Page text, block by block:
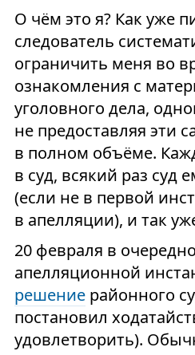
О чём это я? Как уже
следователь
ограничить меня во
ознакомления с
уголовного дела,
не предоставляя эти
в полном объёме.
в суд, всякий раз суд
(если не в первой
в апелляции), и так
20 февраля в
апелляционной
решениерайонного
постановил
удовлетворить).